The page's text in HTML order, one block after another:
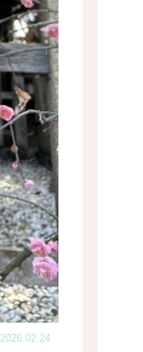
2026.02.24